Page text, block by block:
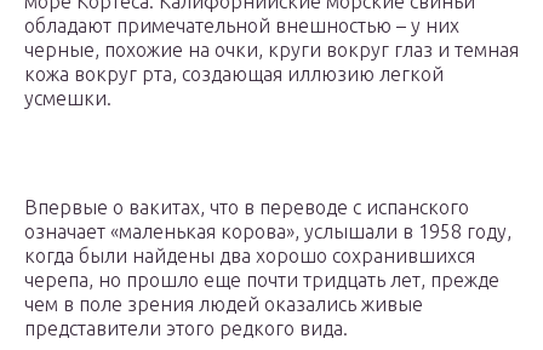
обладают примечательной внешностью – у них
черные, похожие на очки, круги вокруг глаз и темная
кожа вокруг рта, создающая иллюзию легкой
усмешки.
Впервые о вакитах, что в переводе с испанского
означает «маленькая корова», услышали в 1958 году,
когда были найдены два хорошо сохранившихся
черепа, но прошло еще почти тридцать лет, прежде
чем в поле зрения людей оказались живые
представители этого редкого вида.